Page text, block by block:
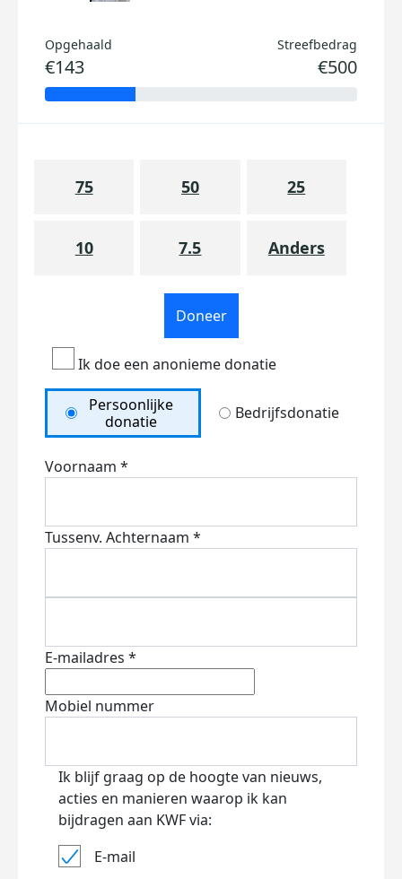
Opgehaald
€143
Streefbedrag
€500
75 50 25
10 7.5 Anders
Doneer
Ik doe een anonieme donatie
Persoonlijke
donatie
Bedrijfsdonatie
Voornaam *
Tussenv. Achternaam *
E-mailadres *
Mobiel nummer
Ik blijf graag op de hoogte van nieuws,
acties en manieren waarop ik kan
bijdragen aan KWF via:
E-mail